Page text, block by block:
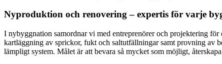
Nyproduktion och renovering – expertis för varje
I nybyggnation samordnar vi med entreprenörer och projektering
kartläggning av sprickor, fukt och saltutfällningar samt provning av
lämpligt system. Målet är att bevara så mycket som möjligt,